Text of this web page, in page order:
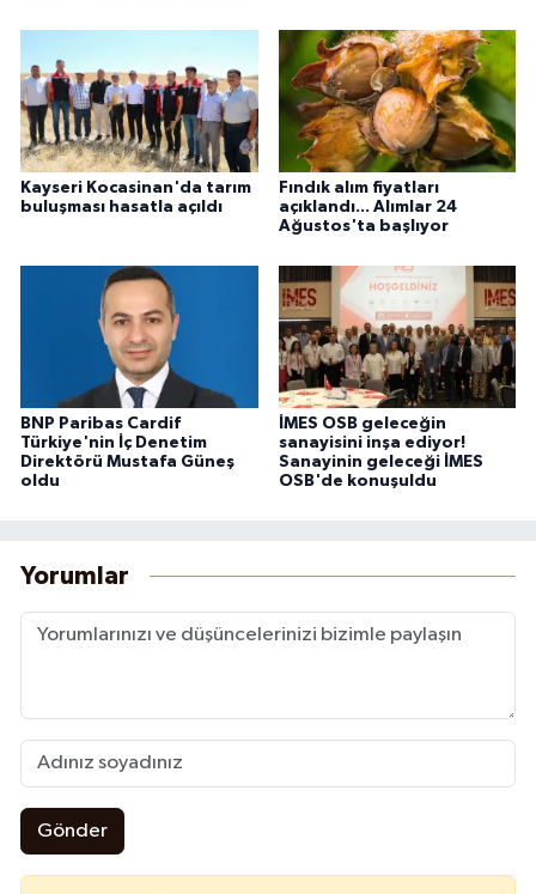
Kayseri Kocasinan'da tarım
buluşması hasatla açıldı
Fındık alım fiyatları
açıklandı... Alımlar 24
Ağustos'ta başlıyor
BNP Paribas Cardif
Türkiye'nin İç Denetim
Direktörü Mustafa Güneş
oldu
İMES OSB geleceğin
sanayisini inşa ediyor!
Sanayinin geleceği İMES
OSB'de konuşuldu
Yorumlar
Gönder